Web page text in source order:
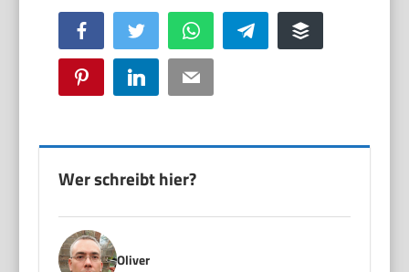
Facebook Twitter WhatsApp Telegram Buffer
Pinterest LinkedIn Email
Wer schreibt hier?
Oliver